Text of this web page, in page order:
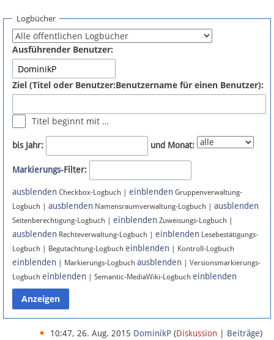
Fördermitglied werden
Fehler melden
Newsletter
Bluesky
Facebook
Instagram
Anmelden
Datenschutz
Über Lobbypedia
Logbücher
Ausführender Benutzer:
Ziel (Titel oder Benutzer:Benutzername für einen Benutzer):
Titel beginnt mit …
bis Jahr: und Monat:
Markierungs-Filter:
ausblenden Checkbox-Logbuch | einblenden Gruppenverwaltung-
Logbuch | ausblenden Namensraumverwaltung-Logbuch | ausblenden
Seitenberechtigung-Logbuch | einblenden Zuweisungs-Logbuch |
ausblenden Rechteverwaltung-Logbuch | einblenden Lesebestätigungs-
Logbuch | Begutachtung-Logbuch einblenden | Kontroll-Logbuch
einblenden | Markierungs-Logbuch ausblenden | Versionsmarkierungs-
Logbuch einblenden | Semantic-MediaWiki-Logbuch einblenden
10:47, 26. Aug. 2015 DominikP (Diskussion Beiträge)